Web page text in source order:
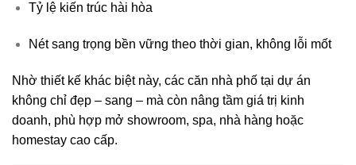
Tỷ lệ kiến trúc hài hòa
Nét sang trọng bền vững theo thời gian, không lỗi mốt
Nhờ thiết kế khác biệt này, các căn nhà phố tại dự án
không chỉ đẹp – sang – mà còn nâng tầm giá trị kinh
doanh, phù hợp mở showroom, spa, nhà hàng hoặc
homestay cao cấp.